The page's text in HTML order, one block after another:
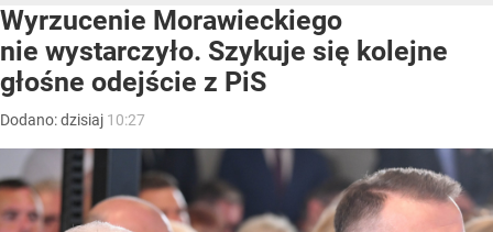
Wyrzucenie Morawieckiego
nie wystarczyło. Szykuje się kolejne
głośne odejście z PiS
Dodano:dzisiaj 10:27